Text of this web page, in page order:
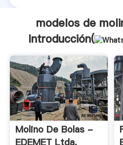
modelos de
Introducción(
Molino De Bolas -
EDEMET Ltda.